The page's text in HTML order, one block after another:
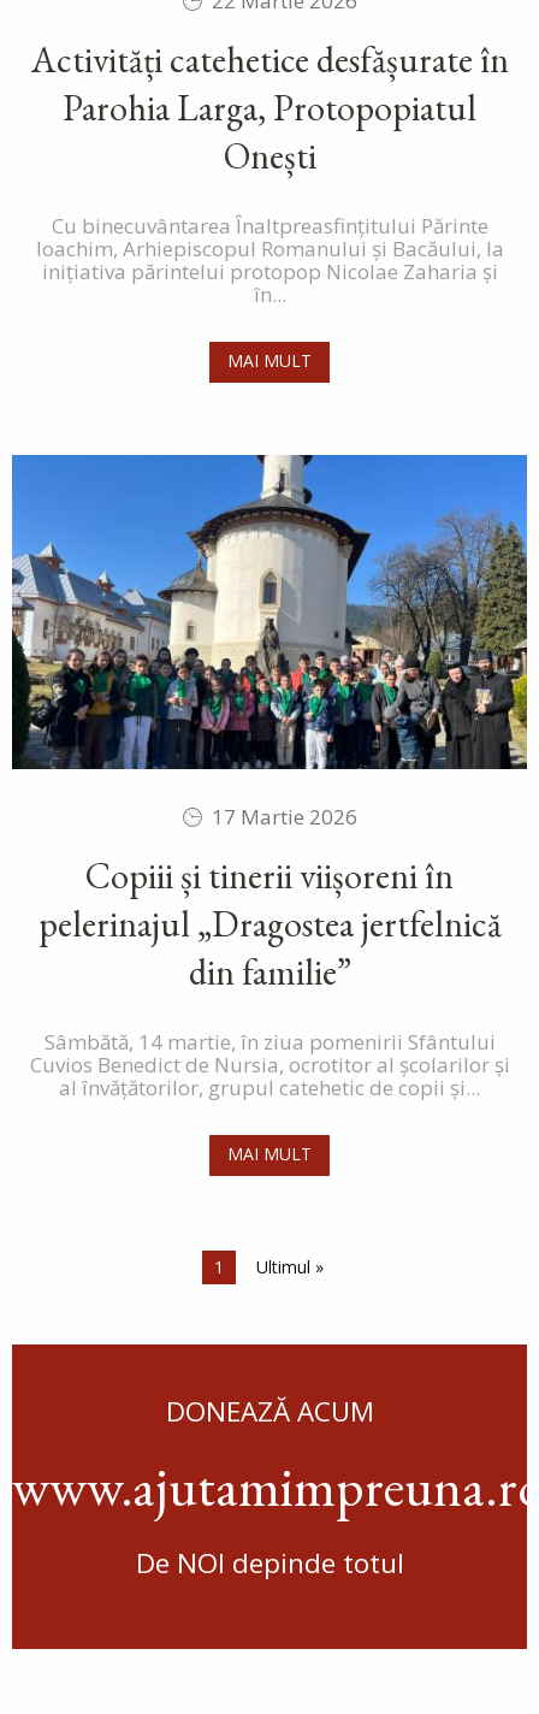
Activități catehetice desfășurate în
Parohia Larga, Protopopiatul
Onești
Cu binecuvântarea Înaltpreasfințitului Părinte
Ioachim, Arhiepiscopul Romanului și Bacăului, la
inițiativa părintelui protopop Nicolae Zaharia și
în...
MAI MULT
17 Martie 2026
Copiii și tinerii viișoreni în
pelerinajul „Dragostea jertfelnică
din familie”
Sâmbătă, 14 martie, în ziua pomenirii Sfântului
Cuvios Benedict de Nursia, ocrotitor al școlarilor și
al învățătorilor, grupul catehetic de copii și...
MAI MULT
Pagina curentă
1 Ultima pagină
Ultimul »
DONEAZĂ ACUM
De NOI depinde totul